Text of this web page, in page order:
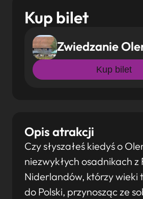
Kup bilet
Zwiedzanie
Kup bilet
Opis atrakcji
Czy słyszałeś kiedyś o
niezwykłych osadnikach z
Niderlandów, którzy wieki
do Polski, przynosząc ze